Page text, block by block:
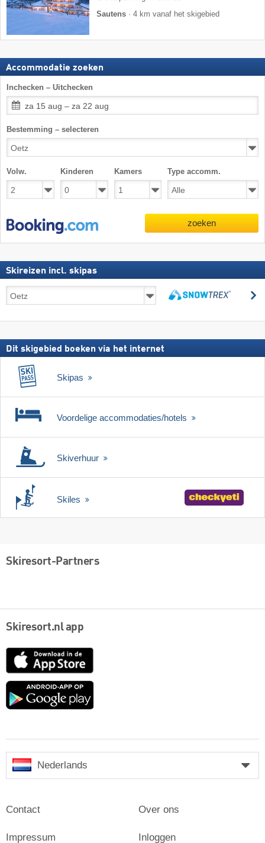
Sautens · 4 km vanaf het skigebied
Accommodatie zoeken
Inchecken – Uitchecken
za 15 aug – za 22 aug
Bestemming – selecteren
Volw. Kinderen Kamers Type accomm.
zoeken
Skireizen incl. skipas
Skireizen
incl.
Dit skigebied boeken via het internet
Skipas
Voordelige accommodaties/hotels
Skiverhuur
Skiles
Skiresort-Partners
Skiresort.nl app
Nederlands
Contact
Impressum
Over ons
Inloggen